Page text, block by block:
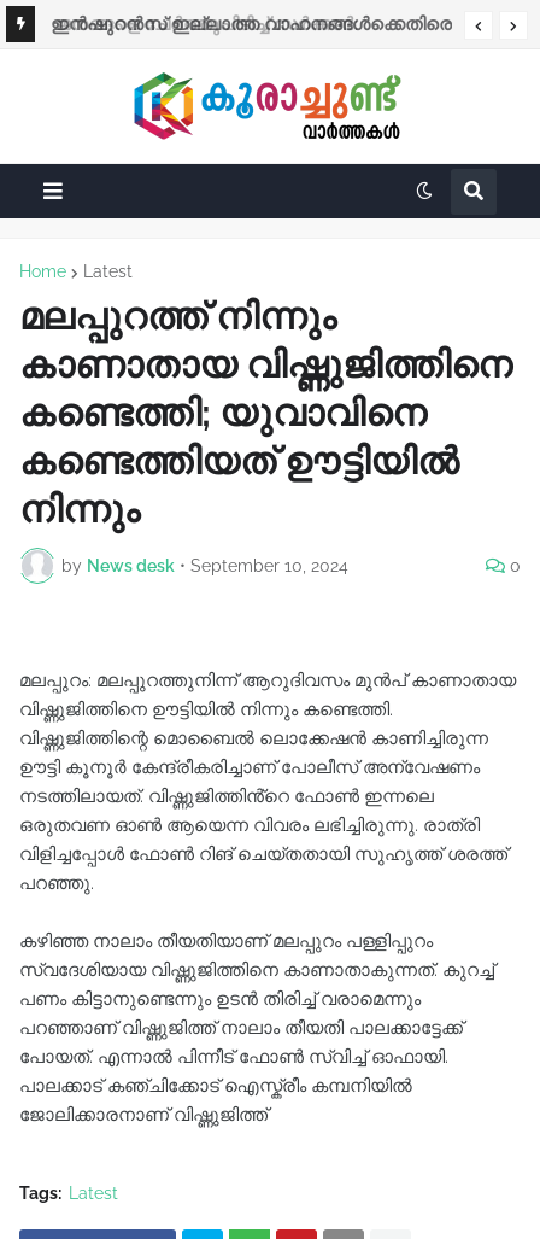
​ജനങ്ങളെ ചേർത്തുപിടിച്ച് സർക്കാർ:
ധനസഹായ പ്രഖ്യാപനം!
ഇൻഷുറൻസ് ഇല്ലാത്ത വാഹനങ്ങൾക്കെതിരെ
Home Latest
മലപ്പുറത്ത് നിന്നും
കാണാതായ വിഷ്ണുജിത്തിനെ
കണ്ടെത്തി; യുവാവിനെ
കണ്ടെത്തിയത് ഊട്ടിയിൽ
നിന്നും
by News desk • September 10, 2024 0
മലപ്പുറം: മലപ്പുറത്തുനിന്ന് ആറുദിവസം മുൻപ് കാണാതായ
വിഷ്ണുജിത്തിനെ ഊട്ടിയിൽ നിന്നും കണ്ടെത്തി.
വിഷ്ണുജിത്തിന്റെ മൊബൈൽ ലൊക്കേഷൻ കാണിച്ചിരുന്ന
ഊട്ടി കൂനൂർ കേന്ദ്രീകരിച്ചാണ് പോലീസ് അന്വേഷണം
നടത്തിലായത്. വിഷ്ണുജിത്തിൻ്റെ ഫോൺ ഇന്നലെ
ഒരുതവണ ഓൺ ആയെന്ന വിവരം ലഭിച്ചിരുന്നു. രാത്രി
വിളിച്ചപ്പോൾ ഫോൺ റിങ് ചെയ്തതായി സുഹൃത്ത് ശരത്ത്
പറഞ്ഞു.
കഴിഞ്ഞ നാലാം തീയതിയാണ് മലപ്പുറം പള്ളിപ്പുറം
സ്വദേശിയായ വിഷ്ണുജിത്തിനെ കാണാതാകുന്നത്. കുറച്ച്
പണം കിട്ടാനുണ്ടെന്നും ഉടൻ തിരിച്ച് വരാമെന്നും
പറഞ്ഞാണ് വിഷ്ണുജിത്ത് നാലാം തീയതി പാലക്കാട്ടേക്ക്
പോയത്. എന്നാൽ പിന്നീട് ഫോൺ സ്വിച്ച് ഓഫായി.
പാലക്കാട് കഞ്ചിക്കോട് ഐസ്ക്രീം കമ്പനിയില്‍
ജോലിക്കാരനാണ് വിഷ്ണുജിത്ത്
Tags: Latest